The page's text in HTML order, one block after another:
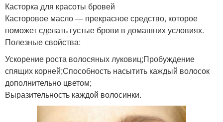
Касторка для красоты бровей
Касторовое масло — прекрасное средство, которое
поможет сделать густые брови в домашних условиях.
Полезные свойства:
Ускорение роста волосяных луковиц;Пробуждение
спящих корней;Способность насытить каждый волосок
дополнительно цветом;
Выразительность каждой волосинки.